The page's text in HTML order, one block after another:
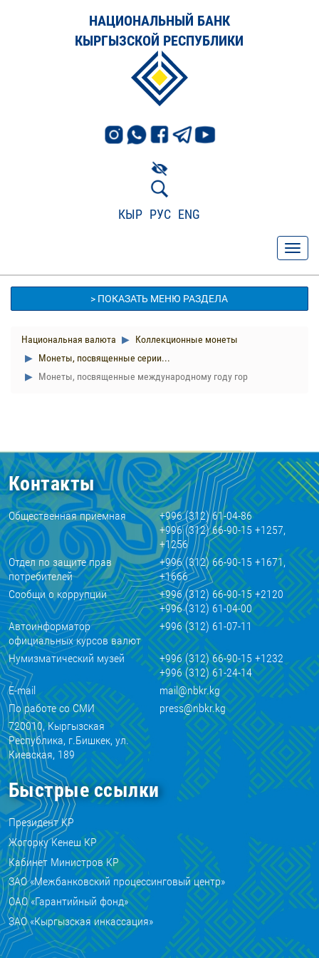
НАЦИОНАЛЬНЫЙ БАНК
КЫРГЫЗСКОЙ РЕСПУБЛИКИ
КЫР РУС ENG
> ПОКАЗАТЬ МЕНЮ РАЗДЕЛА
Национальная валюта
Коллекционные монеты
Монеты, посвященные серии...
Монеты, посвященные международному году гор
Контакты
Общественная приемная
+996 (312) 61-04-86
+996 (312) 66-90-15 +1257,
+1256
Отдел по защите прав
потребителей
+996 (312) 66-90-15 +1671,
+1666
Сообщи о коррупции
+996 (312) 66-90-15 +2120
+996 (312) 61-04-00
Автоинформатор
официальных курсов валют
+996 (312) 61-07-11
Нумизматический музей
+996 (312) 66-90-15 +1232
+996 (312) 61-24-14
E-mail
mail@nbkr.kg
По работе со СМИ
press@nbkr.kg
720010, Кыргызская
Республика, г.Бишкек, ул.
Киевская, 189
Быстрые ссылки
Президент КР
Жогорку Кенеш КР
Кабинет Министров КР
ЗАО «Межбанковский процессинговый центр»
ОАО «Гарантийный фонд»
ЗАО «Кыргызская инкассация»